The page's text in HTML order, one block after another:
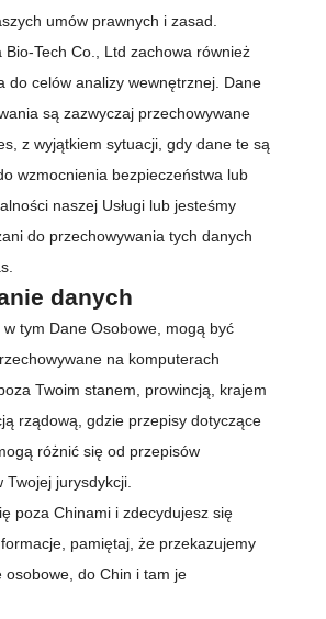
umów prawnych i zasad.
Bio-Tech Co., Ltd zachowa również
do celów analizy wewnętrznej. Dane
są zazwyczaj przechowywane
z wyjątkiem sytuacji, gdy dane te są
wzmocnienia bezpieczeństwa lub
naszej Usługi lub jesteśmy
do przechowywania tych danych
danych
tym Dane Osobowe, mogą być
na komputerach
Twoim stanem, prowincją, krajem
rządową, gdzie przepisy dotyczące
różnić się od przepisów
jurysdykcji.
poza Chinami i zdecydujesz się
pamiętaj, że przekazujemy
osobowe, do Chin i tam je